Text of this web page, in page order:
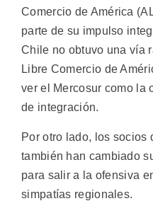
Comercio de América
parte de su impulso
Chile no obtuvo una vía
Libre Comercio de
ver el Mercosur como la
de integración.
Por otro lado, los socios
también han cambiado
para salir a la ofensiva
simpatías regionales.